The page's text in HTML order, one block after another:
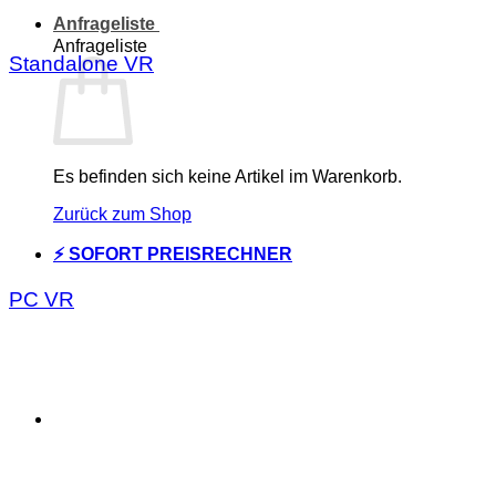
Anfrageliste
Anfrageliste
Es befinden sich keine Artikel im Warenkorb.
Zurück zum Shop
⚡ SOFORT PREISRECHNER
Standalone VR
PC VR